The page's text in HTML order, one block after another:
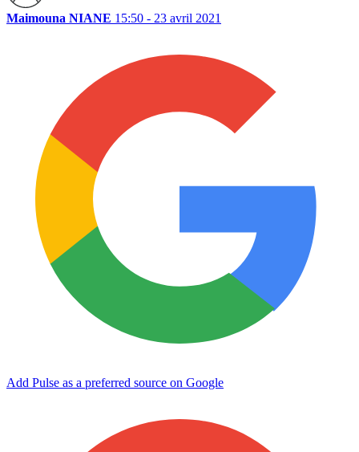
Maimouna NIANE 15:50 - 23 avril 2021
Add Pulse as a preferred source on Google